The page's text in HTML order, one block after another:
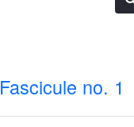
Fascicule no. 1